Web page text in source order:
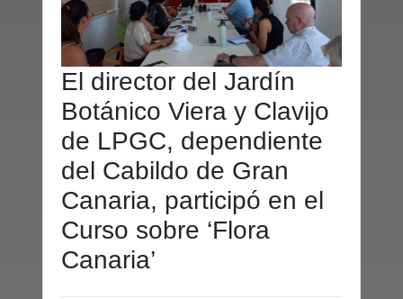
El director del Jardín
Botánico Viera y Clavijo
de LPGC, dependiente
del Cabildo de Gran
Canaria, participó en el
Curso sobre ‘Flora
Canaria’